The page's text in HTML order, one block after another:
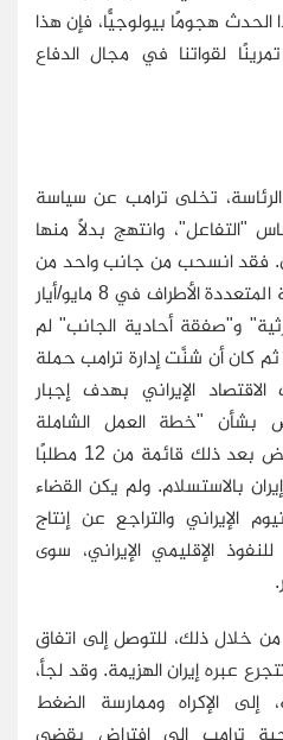
الحدث هجومًا بيولوجيًّا، فإن هذا
لقواتنا في مجال الدفاع
تخلى ترامب عن سياسة
"التفاعل"، وانتهج بدلًا منها
فقد انسحب من جانب واحد من
خطة العمل الشاملة المشتركة المتعددة الأطراف في 8 مايو/أيار
"كارثية" و"صفقة أحادية الجانب" لم
كان أن شنَّت إدارة ترامب حملة
الإيراني بهدف إجبار
بشأن "خطة العمل الشاملة
المشتركة". وأصدر البيت الأبيض بعد ذلك قائمة من 12 مطلبًا
بالاستسلام. ولم يكن القضاء
الإيراني والتراجع عن إنتاج
للنفوذ الإقليمي الإيراني، سوى
خلال ذلك، للتوصل إلى اتفاق
عبره إيران الهزيمة. وقد لجأ،
الإكراه وممارسة الضغط
ترامب إلى افتراض يقضي